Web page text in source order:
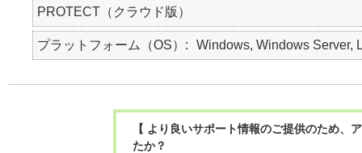
PROTECT（クラウド版）
プラットフォーム（OS） Windows, Windows Server,
【 より良いサポート情報のご提供のため
たか？